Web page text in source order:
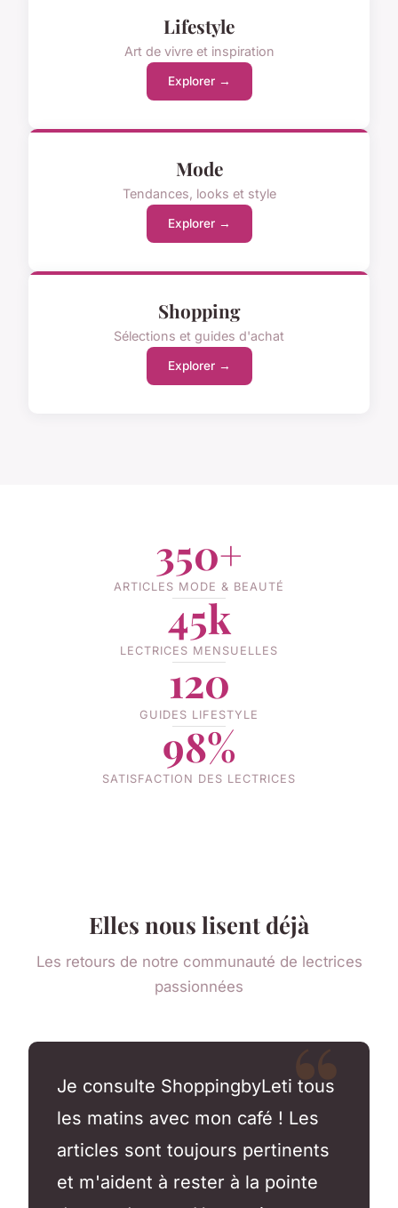
Lifestyle
Art de vivre et inspiration
Explorer →
Mode
Tendances, looks et style
Explorer →
Shopping
Sélections et guides d'achat
Explorer →
350+
ARTICLES MODE & BEAUTÉ
45k
LECTRICES MENSUELLES
120
GUIDES LIFESTYLE
98%
SATISFACTION DES LECTRICES
Elles nous lisent déjà
Les retours de notre communauté de lectrices
passionnées
Je consulte ShoppingbyLeti tous
les matins avec mon café ! Les
articles sont toujours pertinents
et m'aident à rester à la pointe